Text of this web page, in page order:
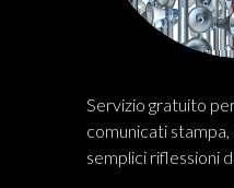
Servizio gratuito
comunicati
semplici riflessioni